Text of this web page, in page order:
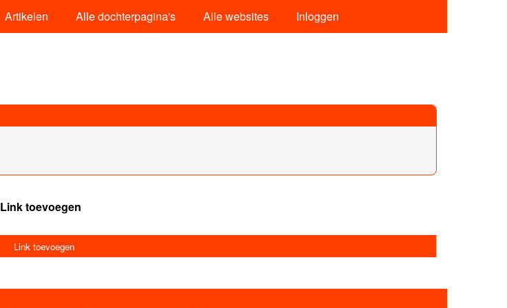
Artikelen Alle dochterpagina's Alle websites Inloggen
Link toevoegen
Link toevoegen